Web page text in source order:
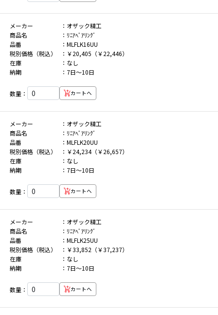
メーカー
オザック精工
商品名
ﾘﾆｱﾍﾞｱﾘﾝｸﾞ
品番
MLFLK16UU
税別価格（税込）
￥20,405（￥22,446）
在庫
なし
納期
7日～10日
数量： カートへ
メーカー
オザック精工
商品名
ﾘﾆｱﾍﾞｱﾘﾝｸﾞ
品番
MLFLK20UU
税別価格（税込）
￥24,234（￥26,657）
在庫
なし
納期
7日～10日
数量： カートへ
メーカー
オザック精工
商品名
ﾘﾆｱﾍﾞｱﾘﾝｸﾞ
品番
MLFLK25UU
税別価格（税込）
￥33,852（￥37,237）
在庫
なし
納期
7日～10日
数量： カートへ